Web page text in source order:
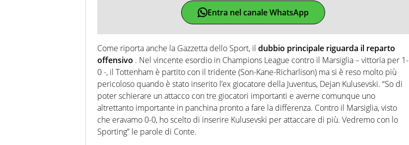
Entra nel canale WhatsApp
Come riporta anche la Gazzetta dello Sport, il dubbio principale riguarda il reparto
offensivo . Nel vincente esordio in Champions League contro il Marsiglia – vittoria per 1-
0 -, il Tottenham è partito con il tridente (Son-Kane-Richarlison) ma si è reso molto più
pericoloso quando è stato inserito l’ex giocatore della Juventus, Dejan Kulusevski. “So di
poter schierare un attacco con tre giocatori importanti e averne comunque uno
altrettanto importante in panchina pronto a fare la differenza. Contro il Marsiglia, visto
che eravamo 0-0, ho scelto di inserire Kulusevski per attaccare di più. Vedremo con lo
Sporting” le parole di Conte.